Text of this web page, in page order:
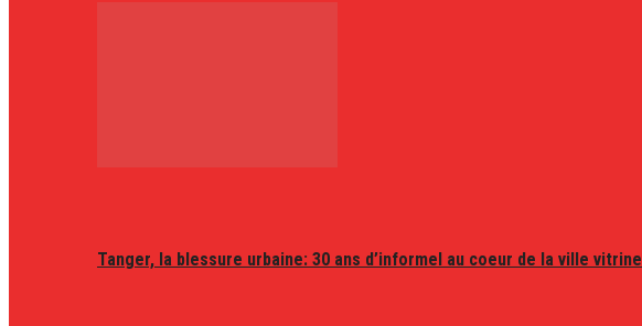
Tanger, la blessure urbaine: 30 ans d’informel au coeur de la ville vitrine